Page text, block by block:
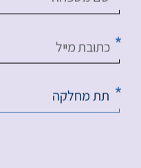
שם משפחה
כתובת מייל